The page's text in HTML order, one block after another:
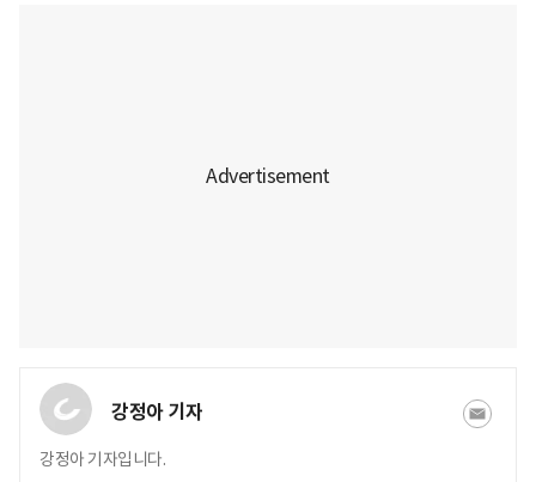
강정아 기자
강정아 기자입니다.